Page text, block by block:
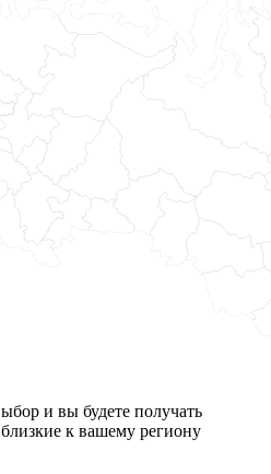
и вы будете получать
к вашему региону